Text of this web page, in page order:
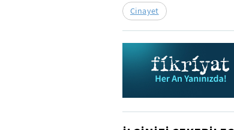
Cinayet